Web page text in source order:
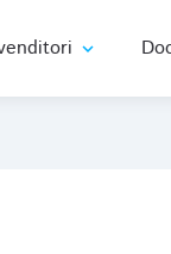
expand_more